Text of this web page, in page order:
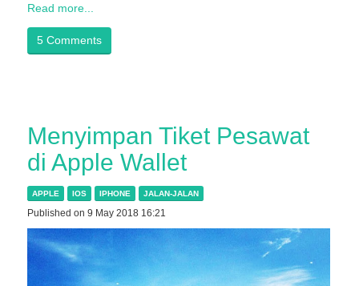
Read more...
5 Comments
Menyimpan Tiket Pesawat
di Apple Wallet
APPLE IOS IPHONE JALAN-JALAN
Published on 9 May 2018 16:21